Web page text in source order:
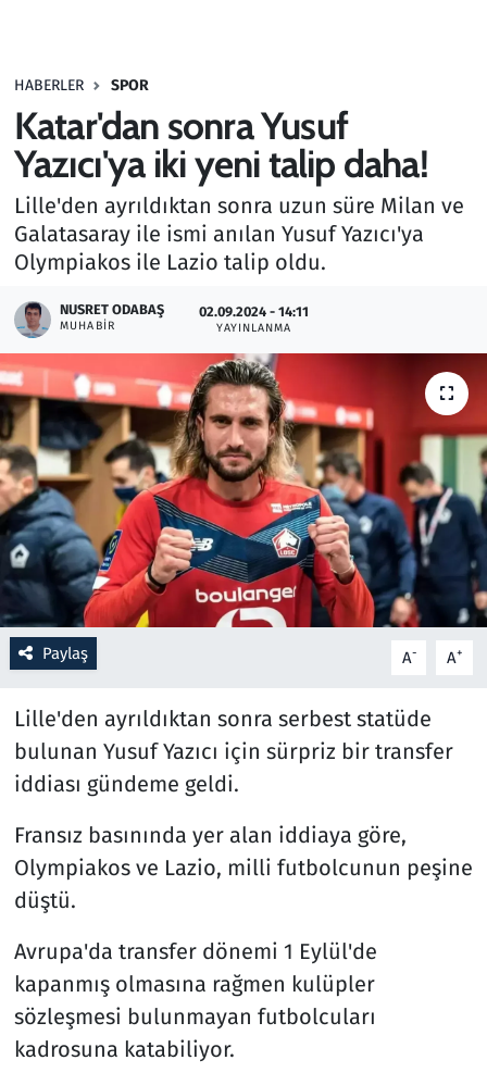
HABERLER SPOR
Katar'dan sonra Yusuf
Yazıcı'ya iki yeni talip daha!
Lille'den ayrıldıktan sonra uzun süre Milan ve
Galatasaray ile ismi anılan Yusuf Yazıcı'ya
Olympiakos ile Lazio talip oldu.
NUSRET ODABAŞ
MUHABIR
02.09.2024 - 14:11
YAYINLANMA
Paylaş A- A+
Lille'den ayrıldıktan sonra serbest statüde
bulunan Yusuf Yazıcı için sürpriz bir transfer
iddiası gündeme geldi.
Fransız basınında yer alan iddiaya göre,
Olympiakos ve Lazio, milli futbolcunun peşine
düştü.
Avrupa'da transfer dönemi 1 Eylül'de
kapanmış olmasına rağmen kulüpler
sözleşmesi bulunmayan futbolcuları
kadrosuna katabiliyor.
Haber
Kültür Sanat
Kurumsal Haberler
Lezzet Durağı
Memur ve Kamu
Otomobil
Oyun
Ramazan
Resmi İlanlar
Rüya Tabirleri
Sağlık
Seçim 2023
Teknoloji ve Bilim